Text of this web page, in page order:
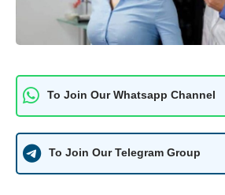
To Join Our Whatsapp Channel
To Join Our Telegram Group